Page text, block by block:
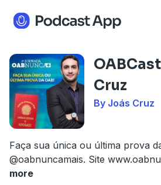
Cruz
By Joás Cruz
Faça sua única ou última prova
@oabnuncamais. Site
more